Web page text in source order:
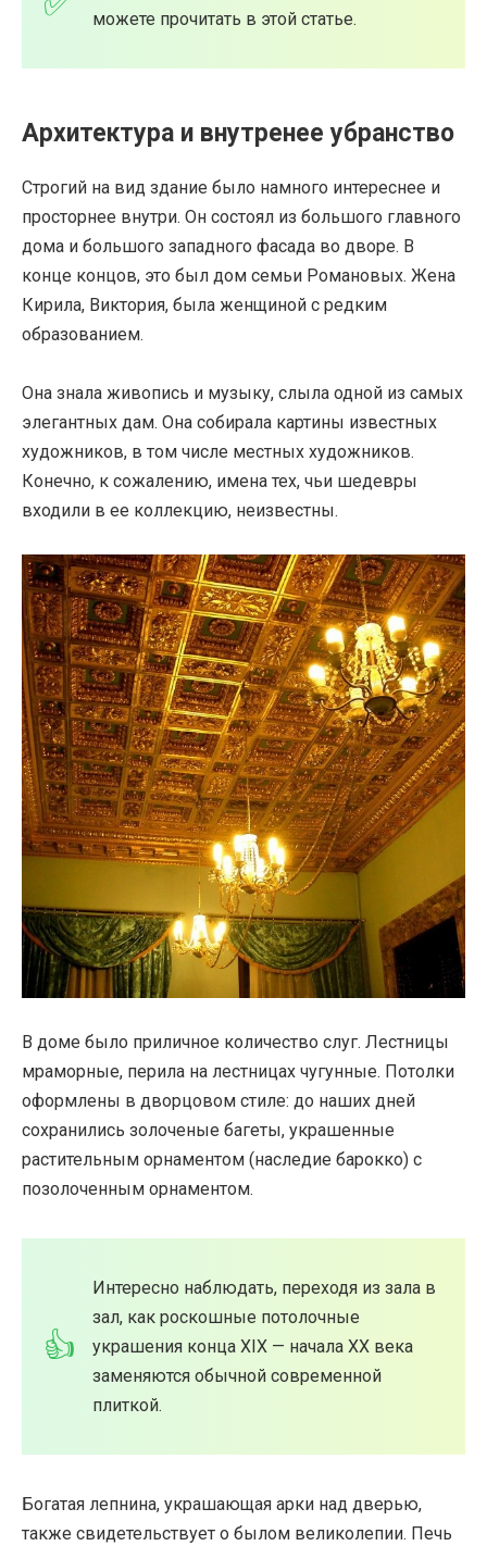
можете прочитать в этой статье.
Архитектура и внутренее убранство
Строгий на вид здание было намного интереснее и
просторнее внутри. Он состоял из большого главного
дома и большого западного фасада во дворе. В
конце концов, это был дом семьи Романовых. Жена
Кирила, Виктория, была женщиной с редким
образованием.
Она знала живопись и музыку, слыла одной из самых
элегантных дам. Она собирала картины известных
художников, в том числе местных художников.
Конечно, к сожалению, имена тех, чьи шедевры
входили в ее коллекцию, неизвестны.
В доме было приличное количество слуг. Лестницы
мраморные, перила на лестницах чугунные. Потолки
оформлены в дворцовом стиле: до наших дней
сохранились золоченые багеты, украшенные
растительным орнаментом (наследие барокко) с
позолоченным орнаментом.
Интересно наблюдать, переходя из зала в
зал, как роскошные потолочные
украшения конца XIX — начала XX века
заменяются обычной современной
плиткой.
Богатая лепнина, украшающая арки над дверью,
также свидетельствует о былом великолепии. Печь